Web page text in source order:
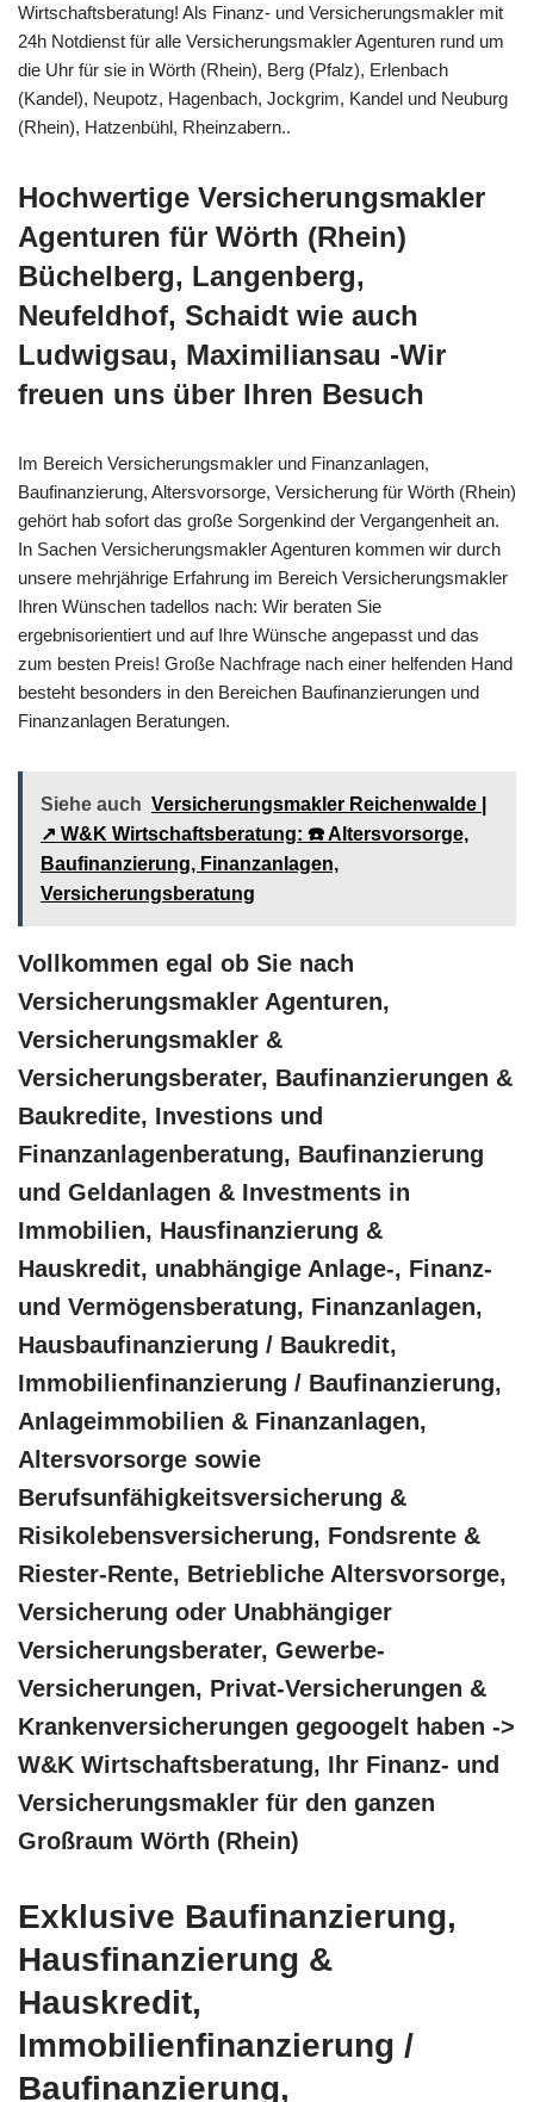
Wirtschaftsberatung! Als Finanz- und Versicherungsmakler mit
24h Notdienst für alle Versicherungsmakler Agenturen rund um
die Uhr für sie in Wörth (Rhein), Berg (Pfalz), Erlenbach
(Kandel), Neupotz, Hagenbach, Jockgrim, Kandel und Neuburg
(Rhein), Hatzenbühl, Rheinzabern..
Hochwertige Versicherungsmakler
Agenturen für Wörth (Rhein)
Büchelberg, Langenberg,
Neufeldhof, Schaidt wie auch
Ludwigsau, Maximiliansau -Wir
freuen uns über Ihren Besuch
Im Bereich Versicherungsmakler und Finanzanlagen,
Baufinanzierung, Altersvorsorge, Versicherung für Wörth (Rhein)
gehört hab sofort das große Sorgenkind der Vergangenheit an.
In Sachen Versicherungsmakler Agenturen kommen wir durch
unsere mehrjährige Erfahrung im Bereich Versicherungsmakler
Ihren Wünschen tadellos nach: Wir beraten Sie
ergebnisorientiert und auf Ihre Wünsche angepasst und das
zum besten Preis! Große Nachfrage nach einer helfenden Hand
besteht besonders in den Bereichen Baufinanzierungen und
Finanzanlagen Beratungen.
Siehe auch Versicherungsmakler Reichenwalde |
↗️ W&K Wirtschaftsberatung: ☎️ Altersvorsorge,
Baufinanzierung, Finanzanlagen,
Versicherungsberatung
Vollkommen egal ob Sie nach
Versicherungsmakler Agenturen,
Versicherungsmakler &
Versicherungsberater, Baufinanzierungen &
Baukredite, Investions und
Finanzanlagenberatung, Baufinanzierung
und Geldanlagen & Investments in
Immobilien, Hausfinanzierung &
Hauskredit, unabhängige Anlage-, Finanz-
und Vermögensberatung, Finanzanlagen,
Hausbaufinanzierung / Baukredit,
Immobilienfinanzierung / Baufinanzierung,
Anlageimmobilien & Finanzanlagen,
Altersvorsorge sowie
Berufsunfähigkeitsversicherung &
Risikolebensversicherung, Fondsrente &
Riester-Rente, Betriebliche Altersvorsorge,
Versicherung oder Unabhängiger
Versicherungsberater, Gewerbe-
Versicherungen, Privat-Versicherungen &
Krankenversicherungen gegoogelt haben ->
W&K Wirtschaftsberatung, Ihr Finanz- und
Versicherungsmakler für den ganzen
Großraum Wörth (Rhein)
Exklusive Baufinanzierung,
Hausfinanzierung &
Hauskredit,
Immobilienfinanzierung /
Baufinanzierung,